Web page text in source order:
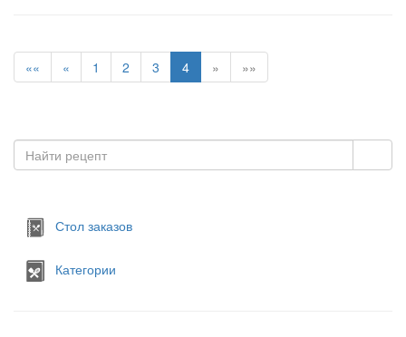
«« « 1 2 3 4 » »»
Стол заказов
Категории